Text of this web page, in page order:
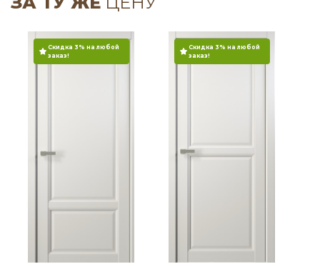
Скидка 3% на любой
заказ!
Скидка 3% на любой
заказ!